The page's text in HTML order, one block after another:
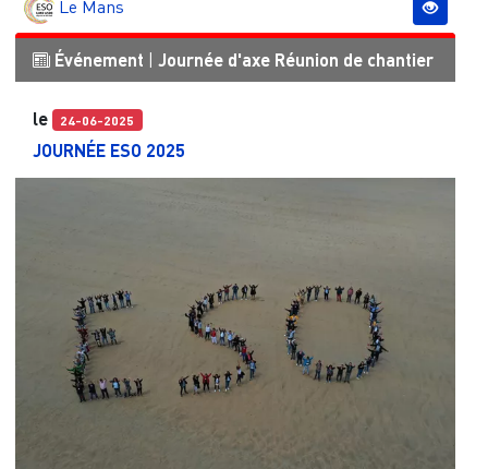
Le Mans
Événement Journée d'axe Réunion de chantier
le 24-06-2025
JOURNÉE ESO 2025